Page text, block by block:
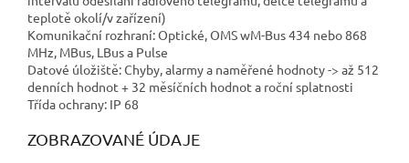
teplotě okolí/v zařízení)
Komunikační rozhraní: Optické, OMS wM-Bus 434 nebo 868
MHz, MBus, LBus a Pulse
Datové úložiště: Chyby, alarmy a naměřené hodnoty -> až 512
denních hodnot + 32 měsíčních hodnot a roční splatnosti
Třída ochrany: IP 68
ZOBRAZOVANÉ ÚDAJE